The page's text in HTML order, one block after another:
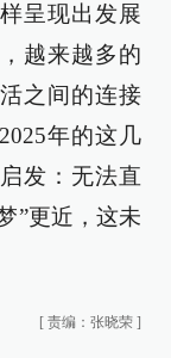
呈现出发展
越来越多的
之间的连接
年的这几
发：无法直
”更近，这未
[ 责编：张晓荣 ]